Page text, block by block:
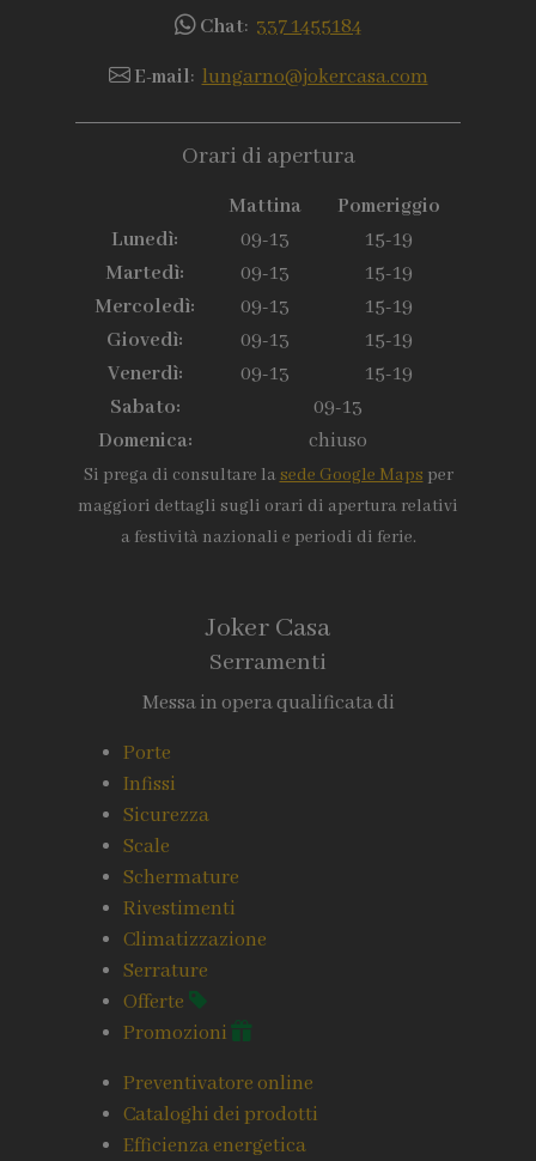
Chat: 337 1455184
E-mail:lungarno@jokercasa.com
Orari di apertura
Mattina
Pomeriggio
Lunedì:
09-13
15-19
Martedì:
09-13
15-19
Mercoledì:
09-13
15-19
Giovedì:
09-13
15-19
Venerdì:
09-13
15-19
Sabato:
09-13
Domenica:
chiuso
Si prega di consultare la sede Google Maps per
maggiori dettagli sugli orari di apertura relativi
a festività nazionali e periodi di ferie.
Joker Casa
Serramenti
Messa in opera qualificata di
Porte
Infissi
Sicurezza
Scale
Schermature
Rivestimenti
Climatizzazione
Serrature
Offerte
Promozioni
Preventivatore online
Cataloghi dei prodotti
Efficienza energetica